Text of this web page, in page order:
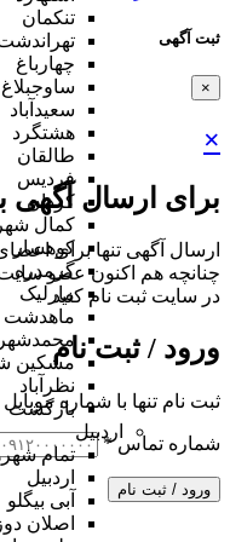
ثبت آگهی
×
×
برای ارسال آگهی
ارسال آگهی تنها برای
چنانچه هم‌ اکنون عضو
در سایت ثبت نام کنید
ورود / ثبت نام
ثبت نام تنها با شماره
شماره تماس*
ورود / ثبت نام
تنکمان
چهارباغ
ساوجبلاغ
سعیدآباد
هشتگرد
طالقان
فردیس
کردان
کمال شهر
کوهسار
گرمدره
مارلیک
ماهدشت
محمدشهر
مشکین
نظرآباد
بازگشت
اردبیل
تمام
اردبیل
آبی بیگلو
اصلان دوز